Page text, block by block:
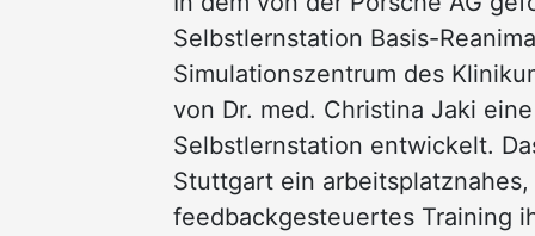
Selbstlernstation Basis-
Simulationszentrum des
von Dr. med. Christina Jaki
Selbstlernstation entwickelt.
Stuttgart ein
feedbackgesteuertes Training